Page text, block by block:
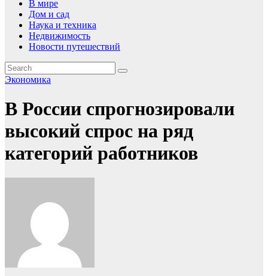
В мире
Дом и сад
Наука и техника
Недвижимость
Новости путешествий
Экономика
В России спрогнозировали
высокий спрос на ряд
категорий работников